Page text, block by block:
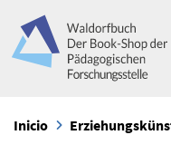
Inicio